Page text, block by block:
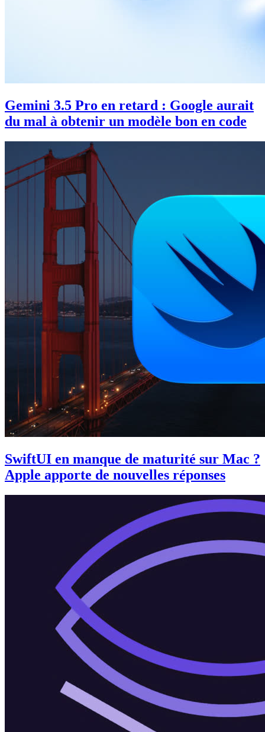
Gemini 3.5 Pro en retard : Google aurait
du mal à obtenir un modèle bon en code
SwiftUI en manque de maturité sur Mac ?
Apple apporte de nouvelles réponses